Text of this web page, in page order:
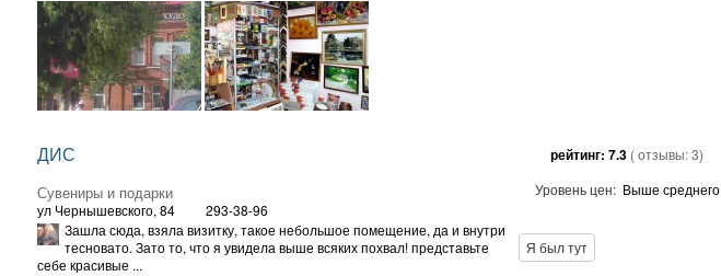
ДИС
Сувениры и подарки
ул Чернышевского, 84 293-38-96
рейтинг: 7.3 ( отзывы:3)
Уровень цен: Выше среднего
Зашла сюда, взяла визитку, такое небольшое помещение, да и внутри
тесновато. Зато то, что я увидела выше всяких похвал! представьте
себе красивые ...
Я был тут